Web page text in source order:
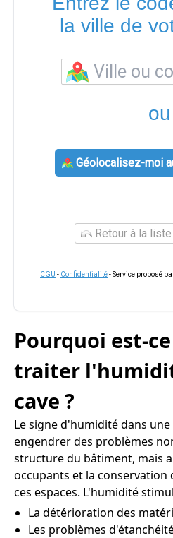
la ville de
ou
Géolocalisez-moi
Retour à la
CGU - Confidentialité- Service proposé
Pourquoi est-
traiter
cave ?
Le signe d'humidité dans une
engendrer des problèmes
structure du bâtiment, mais
occupants et la conservation
ces espaces. L'humidité
La détérioration des
Les problèmes